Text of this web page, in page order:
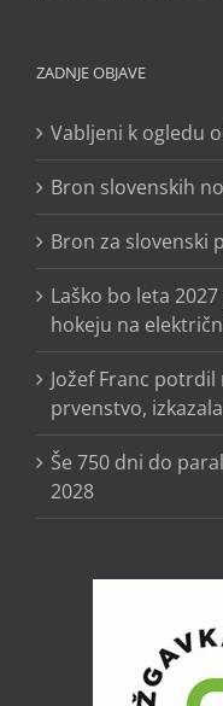
ZADNJE OBJAVE
Vabljeni k ogledu
Bron slovenskih
Bron za slovenski
Laško bo leta
hokeju na
Jožef Franc
prvenstvo,
Še 750 dni do
2028